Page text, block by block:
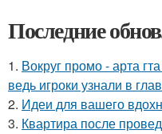
Последние
1. Вокруг промо - арта
ведь игроки узнали в
2. Идеи для вашего
3. Квартира после